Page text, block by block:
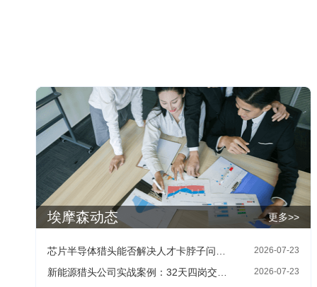
埃摩森动态 更多>>
芯片半导体猎头能否解决人才卡脖子问题：HR最关心的四个现实问题 2026-07-23
新能源猎头公司实战案例：32天四岗交付背后的寻人方法 2026-07-23